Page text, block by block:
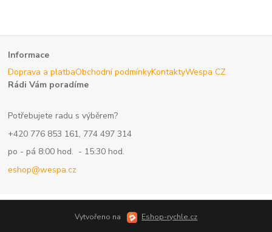
Informace
Doprava a platbaObchodní podmínkyKontaktyWespa CZ
Rádi Vám poradíme
Potřebujete radu s výběrem?
+420 776 853 161, 774 497 314
po - pá 8:00 hod. - 15:30 hod.
eshop@wespa.cz
Vytvořeno na Eshop-rychle.cz